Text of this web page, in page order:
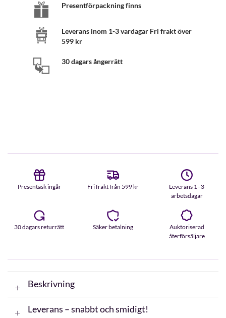
Presentförpackning finns
Leverans inom 1-3 vardagar Fri frakt över
599 kr
30 dagars ångerrätt
Presentask ingår Fri frakt från 599 kr
Leverans 1–3
arbetsdagar
30 dagars returrätt Säker betalning
Auktoriserad
återförsäljare
Beskrivning
Leverans – snabbt och smidigt!